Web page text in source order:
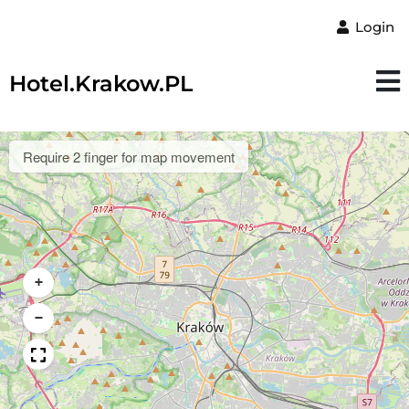
Login
Hotel.Krakow.PL
+
−
Require 2 finger for map movement